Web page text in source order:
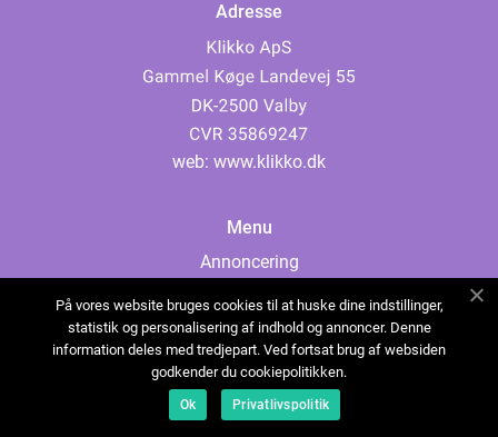
Adresse
web: www.klikko.dk
Menu
Annoncering
Cookies
Kontakt os
Sitemap
På vores website bruges cookies til at huske dine indstillinger,
statistik og personalisering af indhold og annoncer. Denne
information deles med tredjepart. Ved fortsat brug af websiden
godkender du cookiepolitikken.
Ok Privatlivspolitik